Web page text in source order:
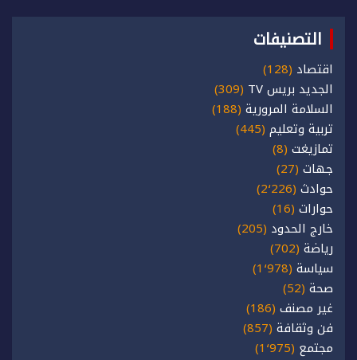
التصنيفات
اقتصاد (128)
الجديد بريس TV
(309)
السلامة المرورية (188)
تربية وتعليم (445)
تمازيغت (8)
جهات (27)
حوادث (2٬226)
حوارات (16)
خارج الحدود (205)
رياضة (702)
سياسة (1٬978)
صحة (52)
غير مصنف (186)
فن وثقافة (857)
مجتمع (1٬975)